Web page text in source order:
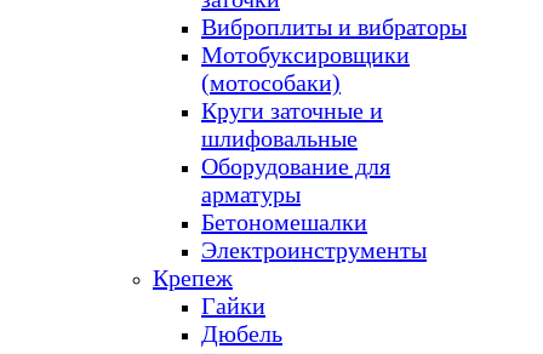
Виброплиты и вибраторы
Мотобуксировщики
(мотособаки)
Круги заточные и
шлифовальные
Оборудование для
арматуры
Бетономешалки
Электроинструменты
Крепеж
Гайки
Дюбель